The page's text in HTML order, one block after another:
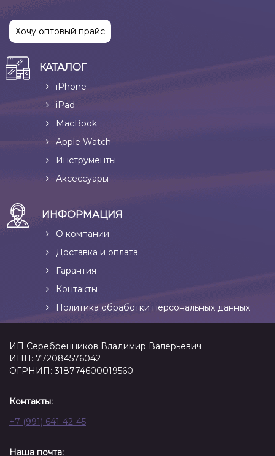
Хочу оптовый прайс
КАТАЛОГ
iPhone
iPad
MacBook
Apple Watch
Инструменты
Аксессуары
ИНФОРМАЦИЯ
О компании
Доставка и оплата
Гарантия
Контакты
Политика обработки персональных данных
ИП Серебренников Владимир Валерьевич
ИНН: 772084576042
ОГРНИП: 318774600019560
Контакты:
+7 (991) 641-42-45
Наша почта: